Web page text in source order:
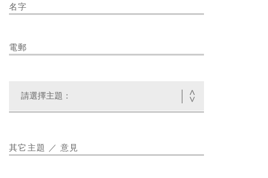
名字
電郵
其它主題 ／ 意見